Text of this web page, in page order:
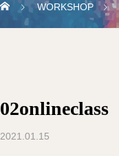
WORKSHOP
02onlineclass
2021.01.15